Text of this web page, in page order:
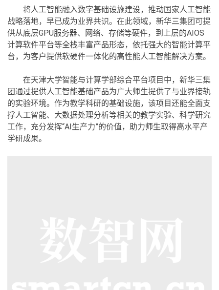
将人工智能融入数字基础设施建设，推动国家人工智能
战略落地，早已成为业界共识。在此领域，新华三集团可提
供从底层GPU服务器、网络、存储等硬件，到上层的AIOS
计算软件平台等全栈丰富产品形态，依托强大的智能计算平
台，为客户提供软硬件一体化的高性能人工智能解决方案。
在天津大学智能与计算学部综合平台项目中，新华三集
团通过提供人工智能基础产品为广大师生提供了与业界接轨
的实验环境。作为教学科研的基础设施，该项目还能全面支
撑人工智能、大数据处理分析等相关的教学实验、科学研究
工作，充分发挥“AI生产力”的价值，助力师生取得高水平产
学研成果。